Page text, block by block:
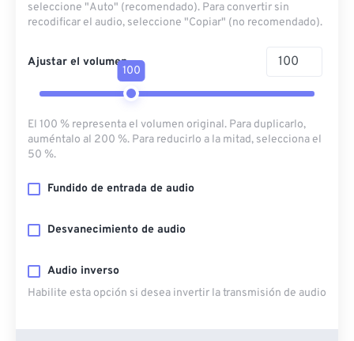
seleccione "Auto" (recomendado). Para convertir sin
recodificar el audio, seleccione "Copiar" (no recomendado).
Ajustar el volumen
100
El 100 % representa el volumen original. Para duplicarlo,
auméntalo al 200 %. Para reducirlo a la mitad, selecciona el
50 %.
Fundido de entrada de audio
Desvanecimiento de audio
Audio inverso
Habilite esta opción si desea invertir la transmisión de audio